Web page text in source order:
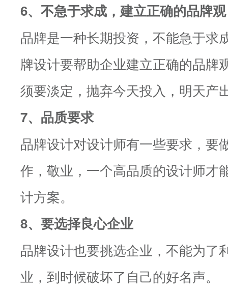
6、不急于求成，建立正确的品牌观
品牌是一种长期投资，不能急于求
牌设计要帮助企业建立正确的品牌
须要淡定，抛弃今天投入，明天产
7、品质要求
品牌设计对设计师有一些要求，要
作，敬业，一个高品质的设计师才
计方案。
8、要选择良心企业
品牌设计也要挑选企业，不能为了
业，到时候破坏了自己的好名声。